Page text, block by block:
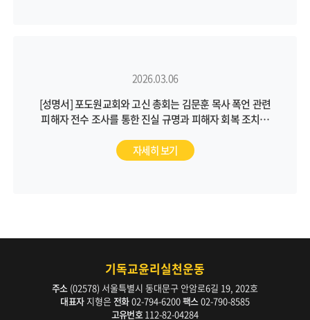
2026.03.06
[성명서] 포도원교회와 고신 총회는 김문훈 목사 폭언 관련
피해자 전수 조사를 통한 진실 규명과 피해자 회복 조치를
자세히 보기
기독교윤리실천운동
주소 (02578) 서울특별시 동대문구 안암로6길 19, 202호
대표자지형은 전화02-794-6200팩스 02-790-8585
고유번호 112-82-04284